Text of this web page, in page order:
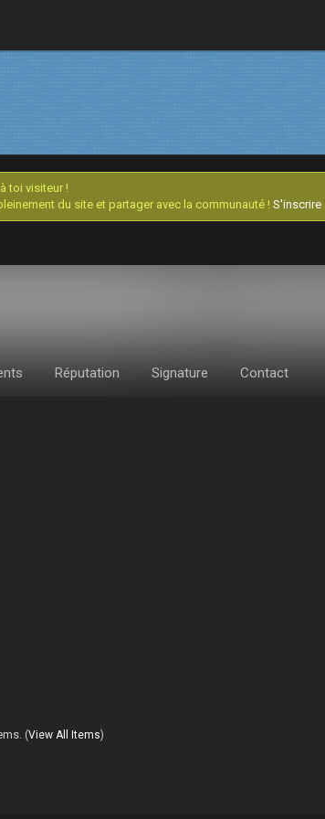
toi visiteur !
du site et partager avec la communauté ! S'inscrire
Réputation Signature Contact
(View All Items)